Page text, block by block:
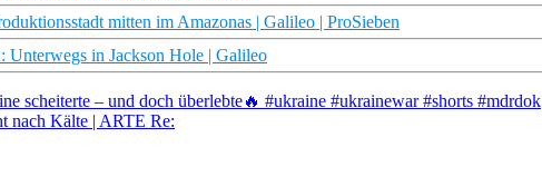
mitten im Amazonas | Galileo | ProSieben
in Jackson Hole | Galileo
scheiterte – und doch überlebte🔥 #ukraine #ukrainewar #shorts #mdrdok
nach Kälte | ARTE Re: